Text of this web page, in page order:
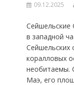
09.12.2025
Сейшельские
в западной
Сейшельских
коралловых
необитаемы.
Маэ, его